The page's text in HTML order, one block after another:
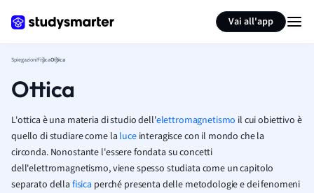
Vai all'app
SpiegazioniFisicaOttica
Ottica
L'ottica è una materia di studio dell'elettromagnetismo il cui obiettivo è
quello di studiare come la luceinteragisce con il mondo che la
circonda. Nonostante l'essere fondata su concetti
dell'elettromagnetismo, viene spesso studiata come un capitolo
separato della fisica perché presenta delle metodologie e dei fenomeni
Summarize page